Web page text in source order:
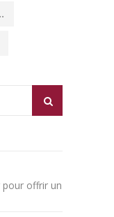
offrir un